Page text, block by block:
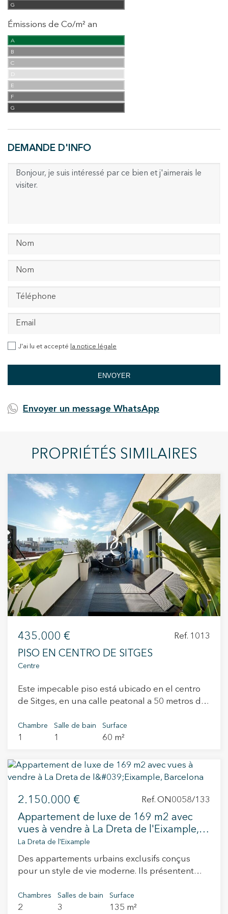
G
Émissions de Co/m² an
A
B
C
D
E
F
G
DEMANDE D'INFO
J'ai lu et accepté la notice légale
ENVOYER
Envoyer un message WhatsApp
PROPRIÉTÉS SIMILAIRES
435.000 € Ref. 1013
PISO EN CENTRO DE SITGES
Centre
Este impecable piso está ubicado en el centro
de Sitges, en una calle peatonal a 50 metros de
tiendas, restauración, zona de ocio y a tan solo
10 minutos de la estación de RENFE. El piso
superficie útil de 55m2 distribuidos por un gran
salón comedor con cocina abierta equipada y
está compuesta por una amplia habitación
doble con baño completo. No dude en venir a
visitar la propiedad, que además cuenta con
Chambre
1
Salle de bain
1
Surface
60 m²
2.150.000 € Ref. ON0058/133
Appartement de luxe de 169 m2 avec
vues à vendre à La Dreta de l'Eixample,
Barcelona
La Dreta de l'Eixample
Des appartements urbains exclusifs conçus
pour un style de vie moderne. Ils présentent
architectes d'intérieur d'Estudio Vilablanch. Il
s'agit d'un projet emblématique de la ville, qui
Chambres
2
Salles de bain
3
Surface
135 m²